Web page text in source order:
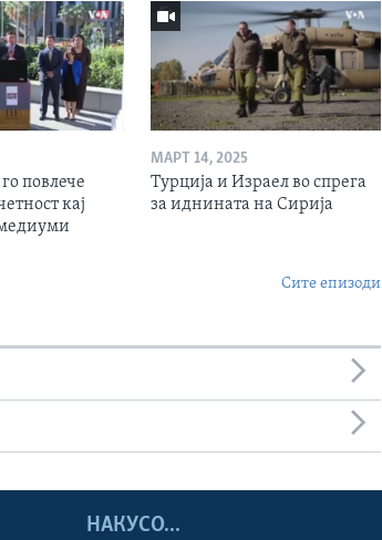
повлече
кај
МАРТ 14, 2025
Турција и Израел во спрега
за иднината на Сирија
Сите епизоди
НАКУСО...